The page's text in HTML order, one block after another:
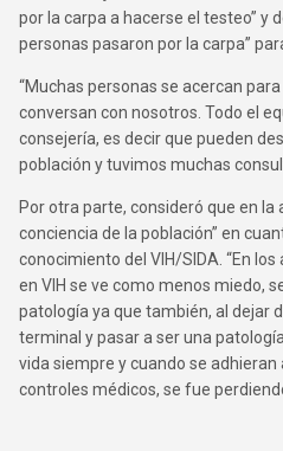
por la carpa a hacerse el testeo” y
personas pasaron por la carpa”
“Muchas personas se acercan
conversan con nosotros. Todo el
consejería, es decir que pueden
población y tuvimos muchas
Por otra parte, consideró que en la
conciencia de la población” en
conocimiento del VIH/SIDA. “En
en VIH se ve como menos miedo,
patología ya que también, al dejar
terminal y pasar a ser una
vida siempre y cuando se
controles médicos, se fue